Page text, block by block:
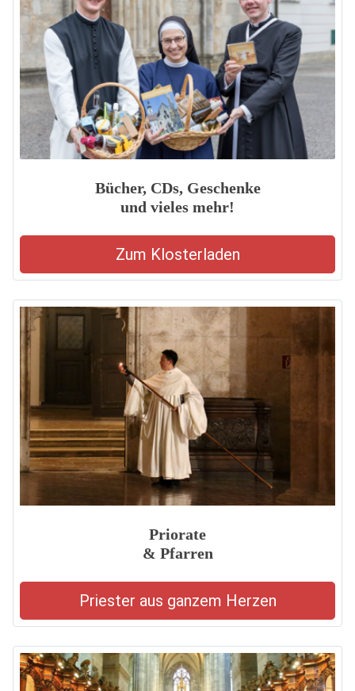
Bücher, CDs, Geschenke
und vieles mehr!
Zum Klosterladen
Priorate
& Pfarren
Priester aus ganzem Herzen